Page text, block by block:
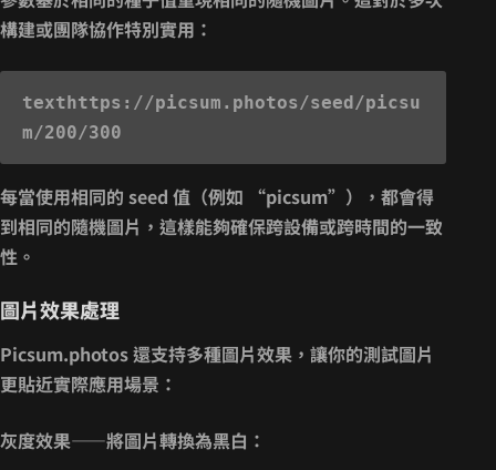
構建或團隊協作特別實用：
text https://picsum.photos/seed/picsu
每當使用相同的 seed 值（例如 “picsum”），都會得
到相同的隨機圖片，這樣能夠確保跨設備或跨時間的一致
性。
圖片效果處理
Picsum.photos 還支持多種圖片效果，讓你的測試圖片
更貼近實際應用場景：
灰度效果——將圖片轉換為黑白：